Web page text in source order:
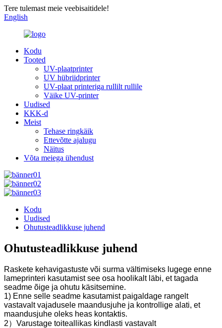
Tere tulemast meie veebisaitidele!
English
Kodu
Tooted
UV-plaatprinter
UV hübriidprinter
UV-plaat printeriga rullilt rullile
Väike UV-printer
Uudised
KKK-d
Meist
Tehase ringkäik
Ettevõtte ajalugu
Näitus
Võta meiega ühendust
Kodu
Uudised
Ohutusteadlikkuse juhend
Ohutusteadlikkuse juhend
Raskete kehavigastuste või surma vältimiseks lugege enne
lameprinteri kasutamist see osa hoolikalt läbi, et tagada
seadme õige ja ohutu käsitsemine.
1) Enne selle seadme kasutamist paigaldage rangelt
vastavalt vajadusele maandusjuhe ja kontrollige alati, et
maandusjuhe oleks heas kontaktis.
2）Varustage toiteallikas kindlasti vastavalt